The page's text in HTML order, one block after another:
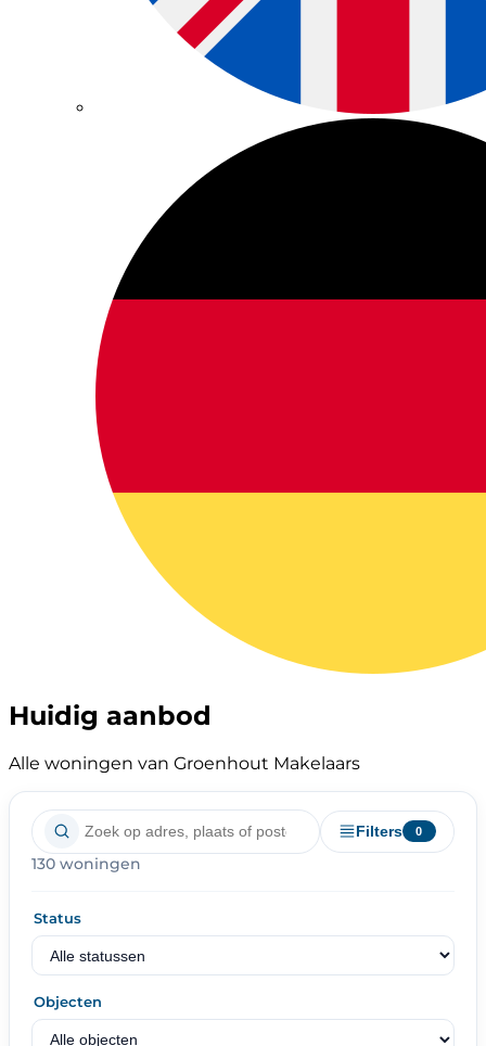
Huidig aanbod
Alle woningen van Groenhout Makelaars
Filters 0
130 woningen
Status
Objecten